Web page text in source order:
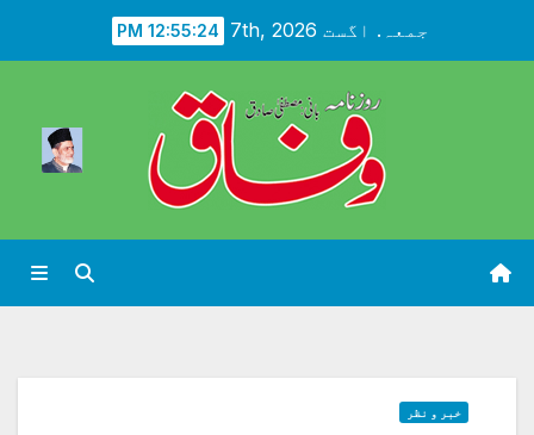
جمعہ. اگست 7th, 2026 12:55:26 PM
خبر و نظر